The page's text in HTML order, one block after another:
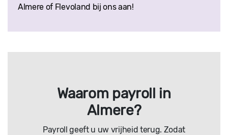
Almere of Flevoland bij ons aan!
Waarom payroll in
Almere?
Payroll geeft u uw vrijheid terug. Zodat